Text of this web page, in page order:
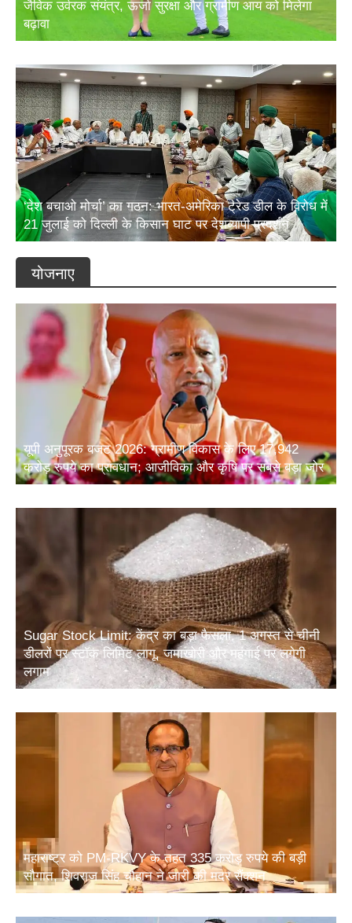
बढ़ावा
‘देश बचाओ मोर्चा’ का गठन: भारत-अमेरिका ट्रेड डील के विरोध में
21 जुलाई को दिल्ली के किसान घाट पर देशव्यापी प्रदर्शन
योजनाए
यूपी अनुपूरक बजट 2026: ग्रामीण विकास के लिए 17,942
करोड़ रुपये का प्रावधान; आजीविका और कृषि पर सबसे बड़ा जोर
Sugar Stock Limit: केंद्र का बड़ा फैसला, 1 अगस्त से चीनी
डीलरों पर स्टॉक लिमिट लागू, जमाखोरी और महंगाई पर लगेगी
लगाम
महाराष्ट्र को PM-RKVY के तहत 335 करोड़ रुपये की बड़ी
सौगात, शिवराज सिंह चौहान ने जारी की मदर सैंक्शन